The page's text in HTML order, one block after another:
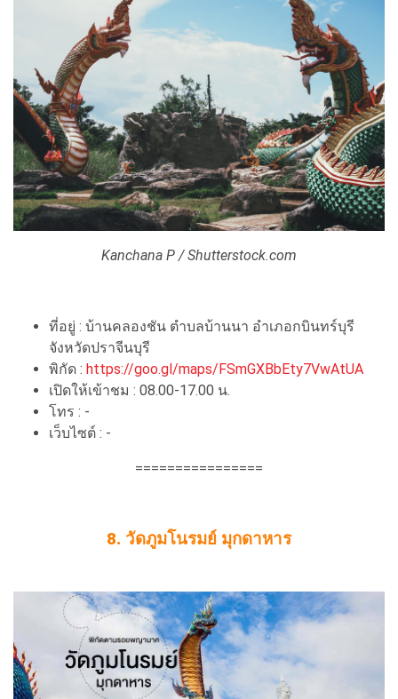
Kanchana P / Shutterstock.com
ที่อยู่ : บ้านคลองชัน ตำบลบ้านนา อำเภอกบินทร์บุรี
จังหวัดปราจีนบุรี
พิกัด : https://goo.gl/maps/FSmGXBbEty7VwAtUA
เปิดให้เข้าชม : 08.00-17.00 น.
โทร : -
เว็บไซต์ : -
================
8. วัดภูมโนรมย์ มุกดาหาร